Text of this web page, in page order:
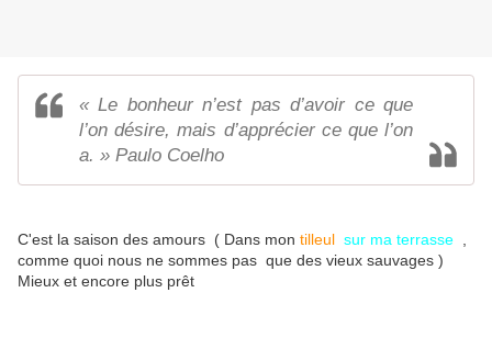
« Le bonheur n’est pas d’avoir ce que
l’on désire, mais d’apprécier ce que l’on
a. » Paulo Coelho
C'est la saison des amours ( Dans mon tilleul sur ma terrasse
comme quoi nous ne sommes pas que des vieux sauvages )
Mieux et encore plus prêt